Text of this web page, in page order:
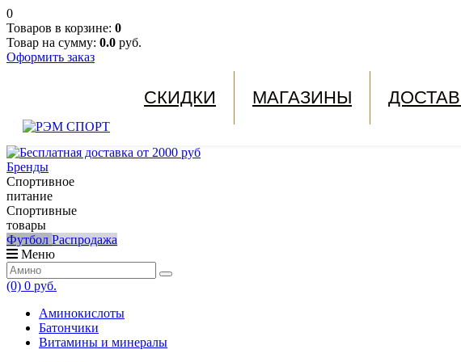
0
Товаров в корзине: 0
Товар на сумму: 0.0 руб.
Оформить заказ
СКИДКИ МАГАЗИНЫ
Бренды
Спортивное
питание
Спортивные
товары
Футбол Распродажа
Меню
(0) 0 руб.
Аминокислоты
Батончики
Витамины и минералы